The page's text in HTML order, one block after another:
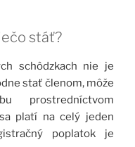
stáť?
schôdzkach nie je
stať členom, môže
prostredníctvom
platí na celý jeden
poplatok je